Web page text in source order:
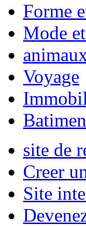
Forme
Mode
Voyage
site de
Creer
Site